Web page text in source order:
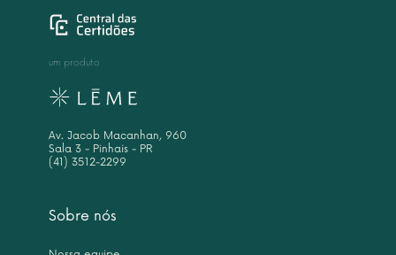
Sobre nós
um produto
Av. Jacob Macanhan, 960
Sala 3 - Pinhais - PR
(41) 3512-2299